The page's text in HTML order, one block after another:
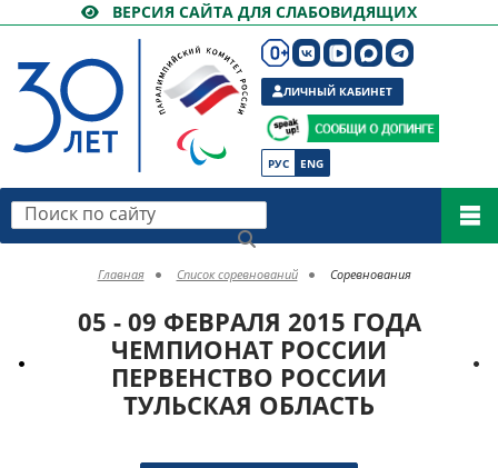
ВЕРСИЯ САЙТА ДЛЯ СЛАБОВИДЯЩИХ
РУС ENG
ЛИЧНЫЙ КАБИНЕТ
Поиск по сайту
Главная Список соревнований Соревнования
05 - 09 ФЕВРАЛЯ 2015 ГОДА
ЧЕМПИОНАТ РОССИИ
ПЕРВЕНСТВО РОССИИ
ТУЛЬСКАЯ ОБЛАСТЬ